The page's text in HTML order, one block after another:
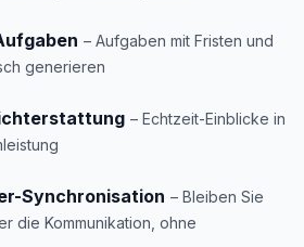
– Aufgaben mit Fristen und
generieren
– Echtzeit-Einblicke in
Synchronisation – Bleiben Sie
die Kommunikation, ohne